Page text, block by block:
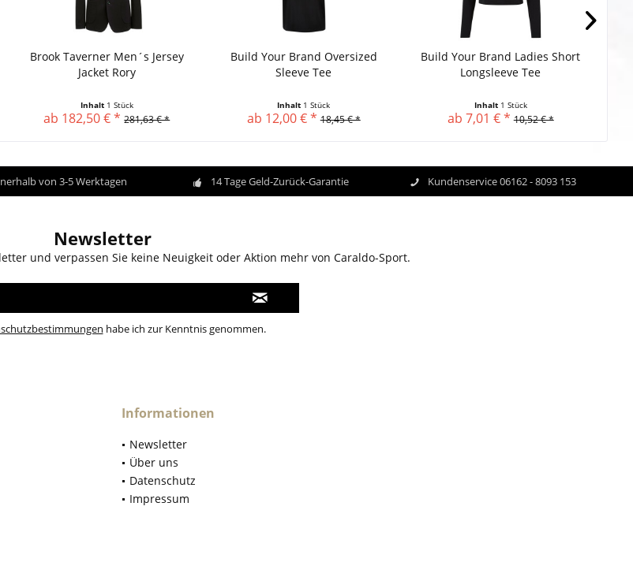
Brook Taverner Men´s Jersey
Jacket Rory
Inhalt 1 Stück
ab 182,50 € * 281,63 € *
Build Your Brand Oversized
Sleeve Tee
Inhalt 1 Stück
ab 12,00 € * 18,45 € *
Build Your Brand Ladies Short
Longsleeve Tee
Inhalt 1 Stück
ab 7,01 € * 10,52 € *
von 3-5 Werktagen 14 Tage Geld-Zurück-Garantie Kundenservice 06162 - 8093 153
Newsletter
und verpassen Sie keine Neuigkeit oder Aktion mehr von Caraldo-Sport.
habe ich zur Kenntnis genommen.
Informationen
Newsletter
Über uns
Datenschutz
Impressum